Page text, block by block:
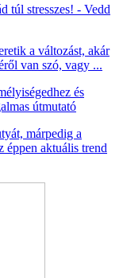
túl stresszes! - Vedd
a változást, akár
van szó, vagy ...
és
útmutató
márpedig a
éppen aktuális trend